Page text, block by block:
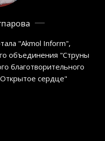
"Akmol Inform",
объединения "Струны
благотворительного
сердце"